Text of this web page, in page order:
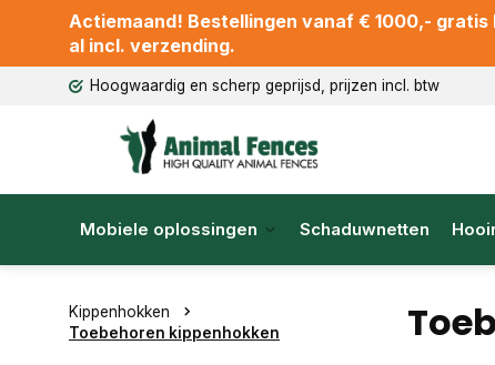
Actiemaand! Bestellingen vanaf € 1000,-
al incl. verzending.
Hoogwaardig en scherp geprijsd, prijzen incl. btw
Mobiele oplossingen Schaduwnetten
Kippenhokken
Toebehoren kippenhokken